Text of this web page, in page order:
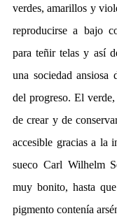
verdes, amarillos y
reproducirse a bajo
para teñir telas y así
una sociedad ansiosa
del progreso. El
de crear y de
accesible gracias a la
sueco Carl Wilhelm
muy bonito, hasta
pigmento contenía